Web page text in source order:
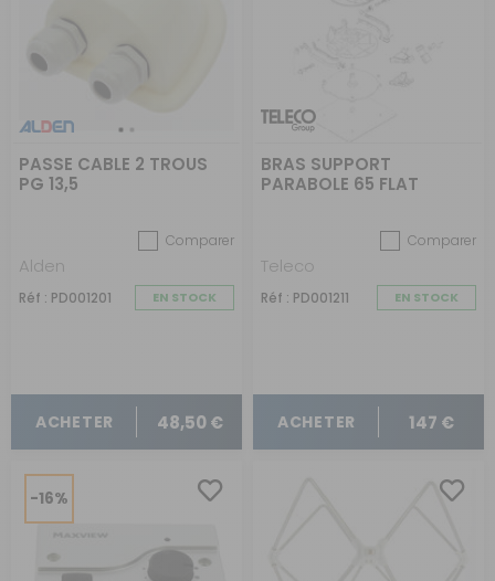
PASSE CABLE 2 TROUS
PG 13,5
Comparer
Alden
Réf : PD001201 EN STOCK
ACHETER 48,50 €
BRAS SUPPORT
PARABOLE 65 FLAT
Comparer
Teleco
Réf : PD001211 EN STOCK
ACHETER 147 €
-16%